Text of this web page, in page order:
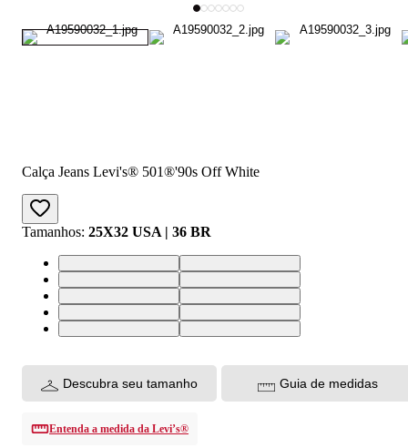
Calça Jeans Levi's® 501®'90s Off White
Tamanhos: 25X32 USA | 36 BR
Descubra seu tamanho Guia de medidas
Entenda a medida da Levi’s®